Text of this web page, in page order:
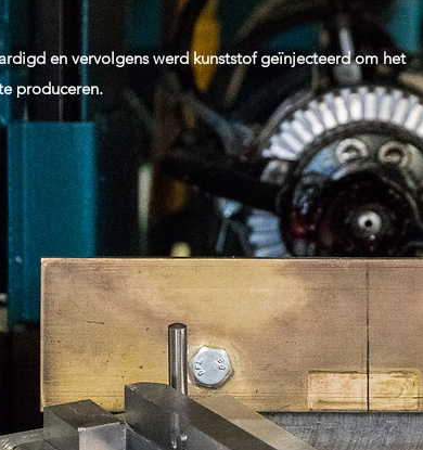
en vervolgens werd kunststof geïnjecteerd om het
produceren.